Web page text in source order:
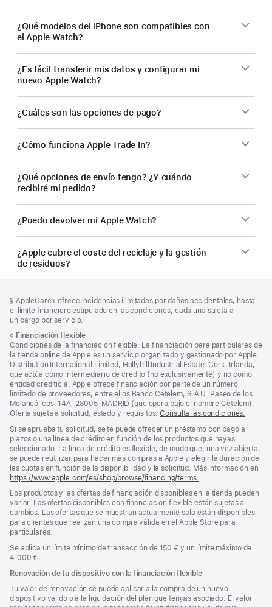
¿Qué modelos del iPhone son compatibles con
el Apple Watch?
¿Es fácil transferir mis datos y configurar mi
nuevo Apple Watch?
¿Cuáles son las opciones de pago?
¿Cómo funciona Apple Trade In?
¿Qué opciones de envío tengo? ¿Y cuándo
recibiré mi pedido?
¿Puedo devolver mi Apple Watch?
¿Apple cubre el coste del reciclaje y la gestión
de residuos?
a
pie
de
página
al
pie
Nota
a
pie
página
§ AppleCare+ ofrece incidencias ilimitadas por daños accidentales, hasta
el límite financiero estipulado en las condiciones, cada una sujeta a
un cargo por servicio.
Nota
a
pie
de
página
◊ Financiación flexible
Condiciones de la financiación flexible: La financiación para particulares de
la tienda online de Apple es un servicio organizado y gestionado por Apple
Distribution International Limited, Hollyhill Industrial Estate, Cork, Irlanda,
que actúa como intermediario de crédito (no exclusivamente) y no como
entidad crediticia. Apple ofrece financiación por parte de un número
limitado de proveedores, entre ellos Banco Cetelem, S.A.U. Paseo de los
Melancólicos, 14A, 28005-MADRID (que opera bajo el nombre Cetelem).
Oferta sujeta a solicitud, estado y requisitos.Consulta las condiciones.
Si se aprueba tu solicitud, se te puede ofrecer un préstamo con pago a
plazos o una línea de crédito en función de los productos que hayas
seleccionado. La línea de crédito es flexible, de modo que, una vez abierta,
se puede reutilizar para hacer más compras a Apple y elegir la duración de
las cuotas en función de la disponibilidad y la solicitud. Más información en
https://www.apple.com/es/shop/browse/financing/terms.
Los productos y las ofertas de financiación disponibles en la tienda pueden
variar. Las ofertas disponibles con financiación flexible están sujetas a
cambios. Las ofertas que se muestran actualmente solo están disponibles
para clientes que realizan una compra válida en el Apple Store para
particulares.
Se aplica un límite mínimo de transacción de 150 € y un límite máximo de
4.000 €.
Renovación de tu dispositivo con la financiación flexible
Tu valor de renovación se puede aplicar a la compra de un nuevo
dispositivo válido o a la liquidación del plan que tengas asociado. El valor